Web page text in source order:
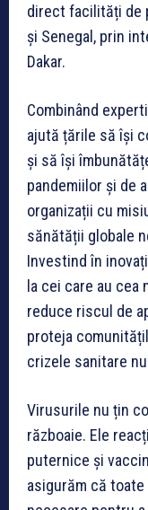
direct facilități de
și Senegal, prin
Dakar.
Combinând
ajută țările să își
și să își
pandemiilor și de
organizații cu
sănătății globale
Investind în
la cei care au cea
reduce riscul de
proteja
crizele sanitare
Virusurile nu țin
războaie. Ele
puternice și
asigurăm că